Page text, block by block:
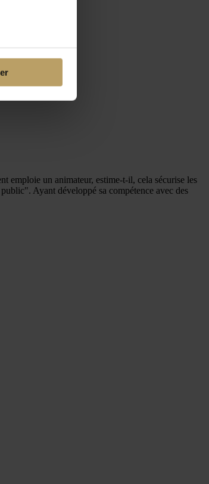
emploie un animateur, estime-t-il, cela sécurise les
Ayant développé sa compétence avec des